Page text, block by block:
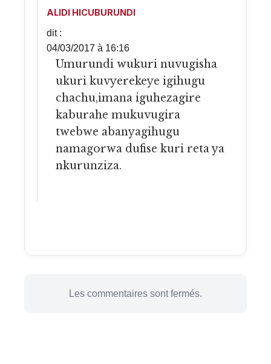
ALIDI HICUBURUNDI
dit :
04/03/2017 à 16:16
Umurundi wukuri nuvugisha
ukuri kuvyerekeye igihugu
chachu,imana iguhezagire
kaburahe mukuvugira
twebwe abanyagihugu
namagorwa dufise kuri reta ya
nkurunziza.
Les commentaires sont fermés.